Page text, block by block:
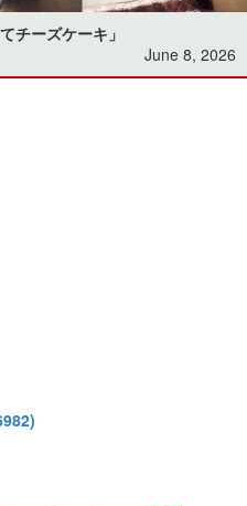
チーズケーキ」
June 8, 2026